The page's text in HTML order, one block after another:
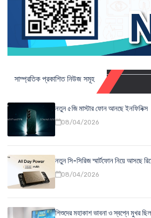
সাম্প্রতিক প্রকাশিত নিউজ সমূহ
নতুন ৫জি মাস্টার ফোন আনছে ইনফিনিক্স
08/04/2026
নতুন সি-সিরিজ স্মার্টফোন নিয়ে আসছে
08/04/2026
শিশুদের মহাকাশ ভাবনা ও স্বপ্নে মুখর